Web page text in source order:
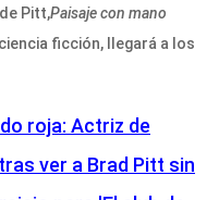
Pitt,Paisaje con mano
ficción, llegará a los
roja: Actriz de
ver a Brad Pitt sin